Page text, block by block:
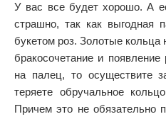
У вас все будет хорошо. А
страшно, так как выгодная
букетом роз. Золотые кольца
бракосочетание и
на палец, то осуществите
теряете обручальное
Причем это не обязательно